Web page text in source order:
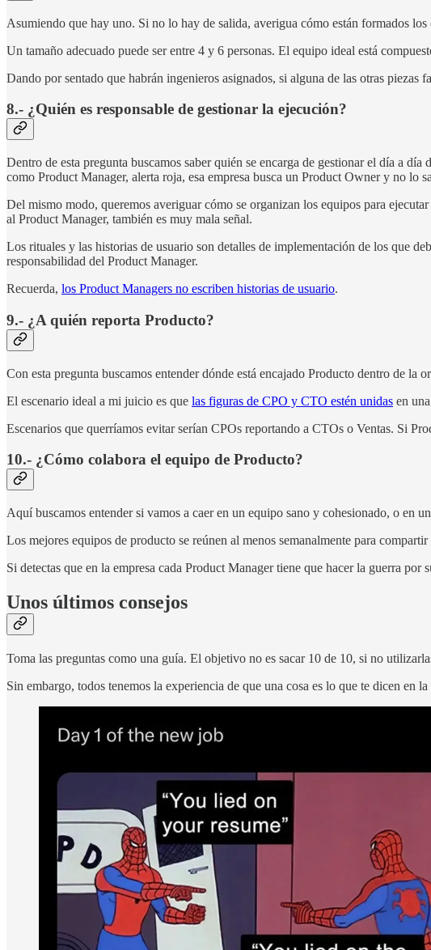
Asumiendo que hay uno. Si no lo hay de salida, averigua cómo están formados
Un tamaño adecuado puede ser entre 4 y 6 personas. El equipo ideal está
Dando por sentado que habrán ingenieros asignados, si alguna de las otras piezas
8.- ¿Quién es responsable de gestionar la ejecución?
Dentro de esta pregunta buscamos saber quién se encarga de gestionar el día a
como Product Manager, alerta roja, esa empresa busca un Product Owner y no lo
Del mismo modo, queremos averiguar cómo se organizan los equipos para
al Product Manager, también es muy mala señal.
Los rituales y las historias de usuario son detalles de implementación de los que
responsabilidad del Product Manager.
Recuerda, los Product Managers no escriben historias de usuario.
9.- ¿A quién reporta Producto?
Con esta pregunta buscamos entender dónde está encajado Producto dentro de
El escenario ideal a mi juicio es que las figuras de CPO y CTO estén unidas en
Escenarios que querríamos evitar serían CPOs reportando a CTOs o Ventas. Si
10.- ¿Cómo colabora el equipo de Producto?
Aquí buscamos entender si vamos a caer en un equipo sano y cohesionado, o en
Los mejores equipos de producto se reúnen al menos semanalmente para
Si detectas que en la empresa cada Product Manager tiene que hacer la guerra por
Unos últimos consejos
Toma las preguntas como una guía. El objetivo no es sacar 10 de 10, si no
Sin embargo, todos tenemos la experiencia de que una cosa es lo que te dicen